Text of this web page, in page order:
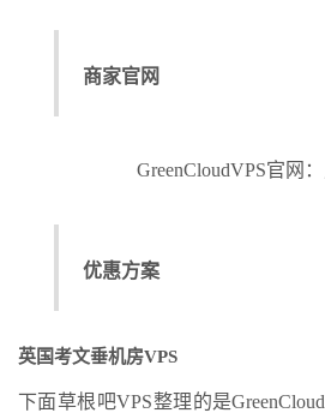
商家官网
GreenCloudVPS官网
优惠方案
英国考文垂机房VPS
下面草根吧VPS整理的是